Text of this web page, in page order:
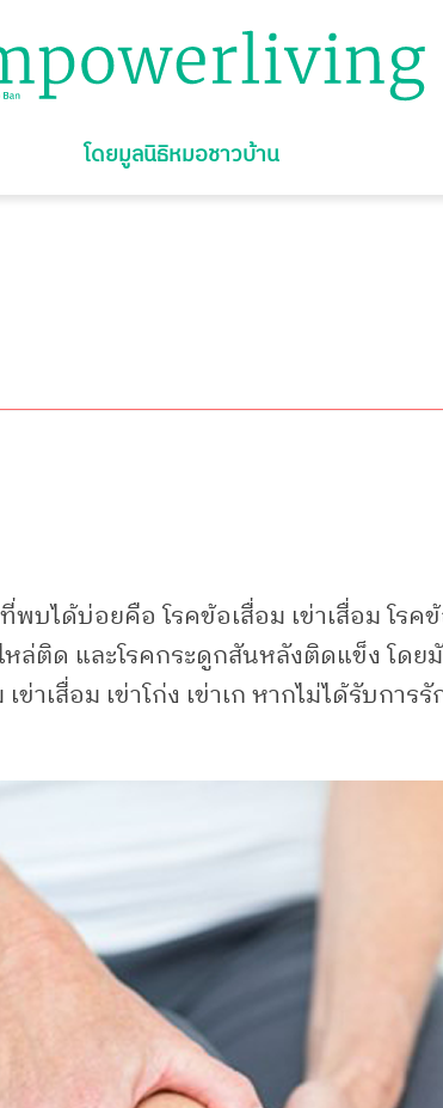
โดยมูลนิธิหมอชาวบ้าน
บได้บ่อยคือ โรคข้อเสื่อม เข่าเสื่อม โร
หล่ติด และโรคกระดูกสันหลังติดแข็ง โด
าเสื่อม เข่าโก่ง เข่าเก หากไม่ได้รับกา